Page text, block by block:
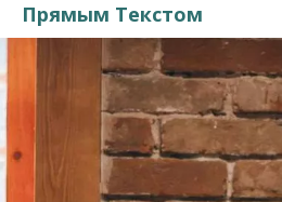
Прямым Текстом